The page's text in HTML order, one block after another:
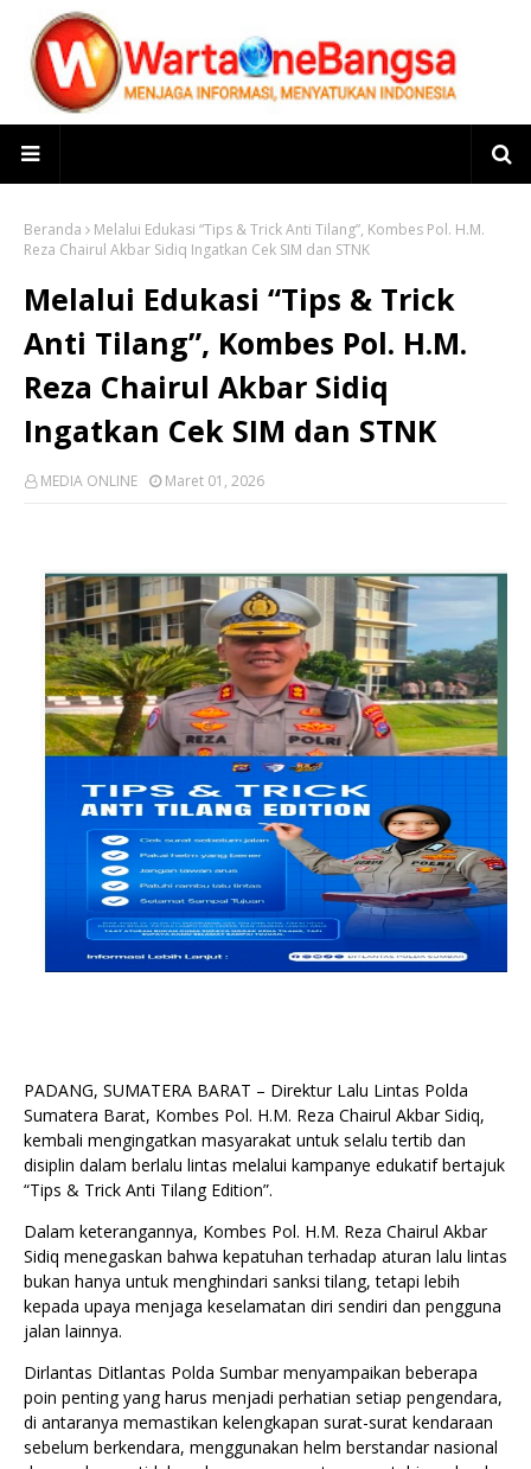
Beranda
Melalui Edukasi “Tips & Trick Anti Tilang”, Kombes Pol. H.M.
Reza Chairul Akbar Sidiq Ingatkan Cek SIM dan STNK
Melalui Edukasi “Tips & Trick
Anti Tilang”, Kombes Pol. H.M.
Reza Chairul Akbar Sidiq
Ingatkan Cek SIM dan STNK
MEDIA ONLINE Maret 01, 2026
PADANG, SUMATERA BARAT – Direktur Lalu Lintas Polda
Sumatera Barat, Kombes Pol. H.M. Reza Chairul Akbar Sidiq,
kembali mengingatkan masyarakat untuk selalu tertib dan
disiplin dalam berlalu lintas melalui kampanye edukatif bertajuk
“Tips & Trick Anti Tilang Edition”.
Dalam keterangannya, Kombes Pol. H.M. Reza Chairul Akbar
Sidiq menegaskan bahwa kepatuhan terhadap aturan lalu lintas
bukan hanya untuk menghindari sanksi tilang, tetapi lebih
kepada upaya menjaga keselamatan diri sendiri dan pengguna
jalan lainnya.
Dirlantas Ditlantas Polda Sumbar menyampaikan beberapa
poin penting yang harus menjadi perhatian setiap pengendara,
di antaranya memastikan kelengkapan surat-surat kendaraan
sebelum berkendara, menggunakan helm berstandar nasional